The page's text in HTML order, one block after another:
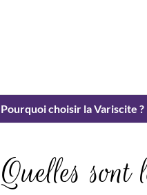
Pourquoi choisir la Variscite ?
Quelles